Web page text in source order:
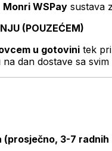
Monri WSPay sustava
(POUZEĆEM)
u gotovini tek
dan dostave sa svim
(prosječno, 3-7 radnih